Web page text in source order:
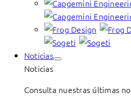
Noticias
Noticias
Consulta nuestras últimas